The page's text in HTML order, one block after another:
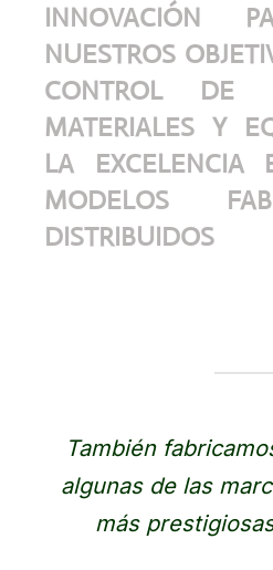
INNOVACIÓN
NUESTROS
CONTROL DE
MATERIALES Y
LA EXCELENCIA
MODELOS
DISTRIBUIDOS
También
algunas de las
más